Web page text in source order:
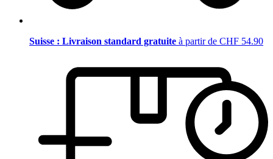
Suisse : Livraison standard gratuite à partir de CHF 54.90